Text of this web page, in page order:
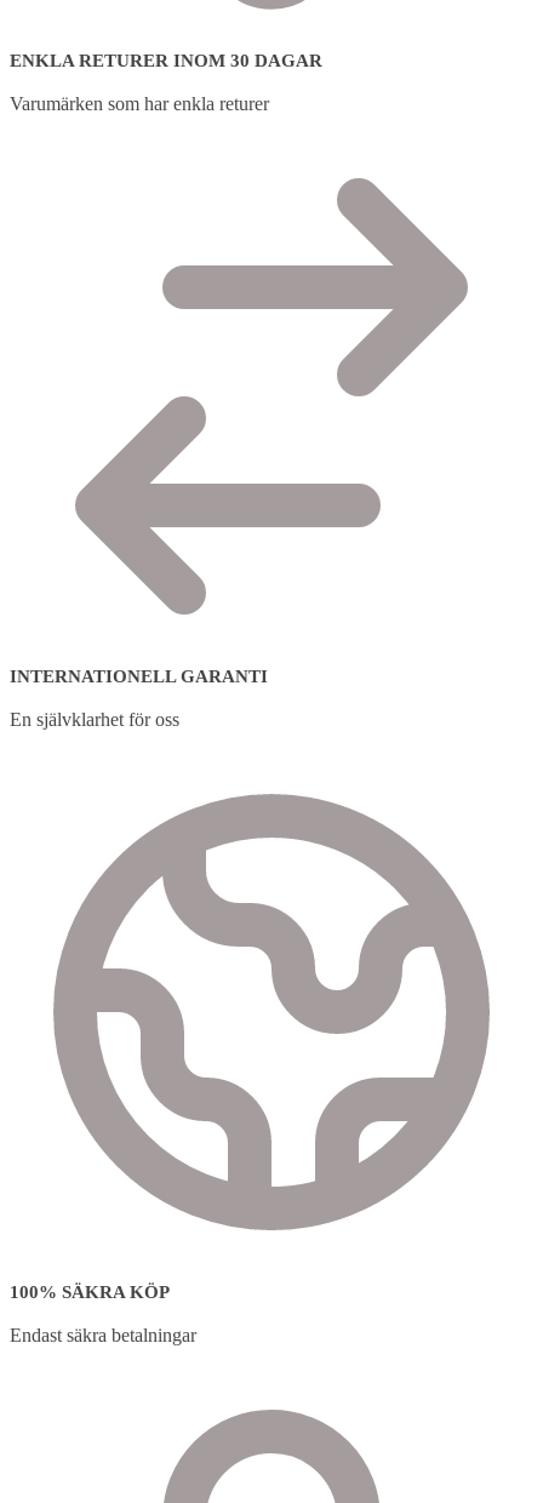
ENKLA RETURER INOM 30 DAGAR
Varumärken som har enkla returer
INTERNATIONELL GARANTI
En självklarhet för oss
100% SÄKRA KÖP
Endast säkra betalningar